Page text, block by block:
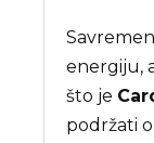
energiju,
što je
podržati